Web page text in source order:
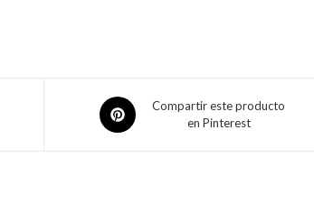
Compartir este producto
en Pinterest